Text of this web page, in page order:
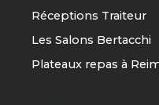
Réceptions Traiteur
Les Salons Bertacchi
Plateaux repas à